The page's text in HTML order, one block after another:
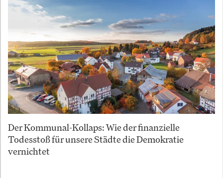
Der Kommunal-Kollaps: Wie der finanzielle
Todesstoß für unsere Städte die Demokratie
vernichtet